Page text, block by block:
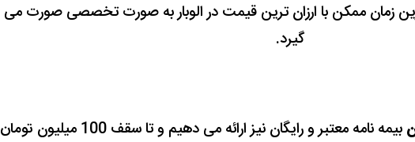
زمان ممکن با ارزان ترین قیمت در الوبار به صورت تخصصی صورت می
گیرد.
بیمه نامه معتبر و رایگان نیز ارائه می دهیم و تا سقف 100 میلیون تومان